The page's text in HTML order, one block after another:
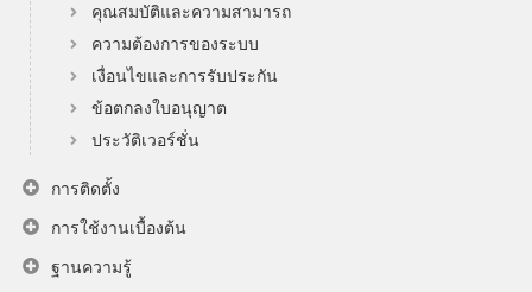
คุณสมบัติและความสามารถ
ความต้องการของระบบ
เงื่อนไขและการรับประกัน
ข้อตกลงใบอนุญาต
ประวัติเวอร์ชั่น
การติดตั้ง
การใช้งานเบื้องต้น
ฐานความรู้